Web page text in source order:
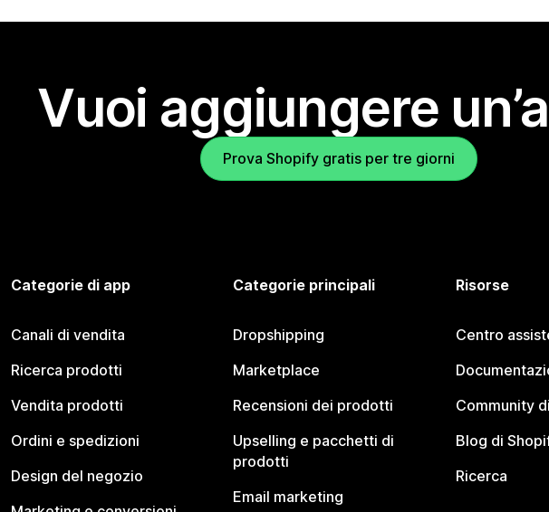
Vuoi aggiungere
Prova Shopify gratis per tre giorni
Categorie di app
Canali di vendita
Ricerca prodotti
Vendita prodotti
Ordini e spedizioni
Design del negozio
Categorie principali
Dropshipping
Marketplace
Recensioni dei prodotti
Upselling e pacchetti di
prodotti
Email marketing
Risorse
Centro
Community
Blog di
Ricerca